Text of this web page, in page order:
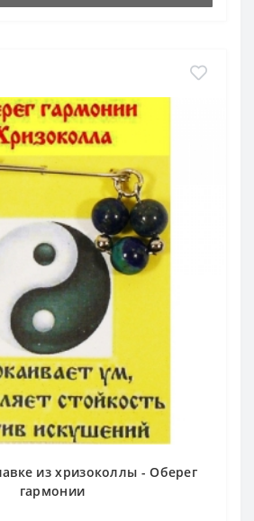
из хризоколлы - Оберег
гармонии